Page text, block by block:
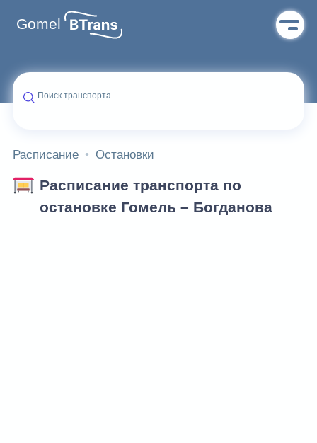
Gomel
Поиск транспорта
Расписание Остановки
Расписание транспорта по
остановке Гомель – Богданова